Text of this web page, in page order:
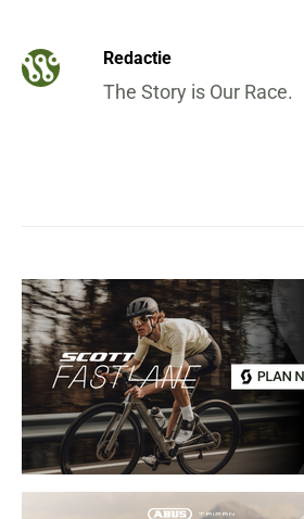
Redactie
The Story is Our Race.